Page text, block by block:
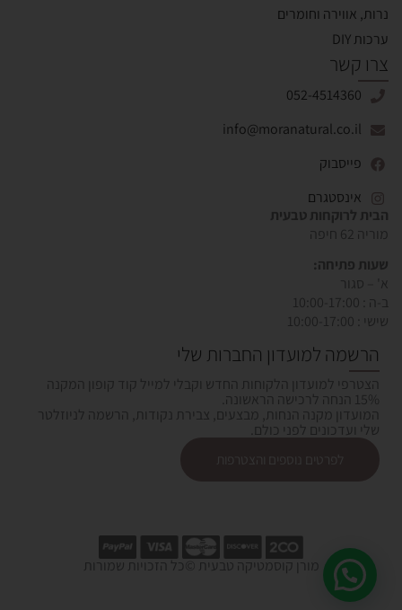
נרות, אווירה וחומרים
ערכות DIY
צרו קשר
052-4514360
info@moranatural.co.il
פייסבוק
אינסטגרם
הבית לרוקחות טבעית
מוריה 62 חיפה
שעות פתיחה:
א' – סגור
ב-ה : 10:00-17:00
שישי : 10:00-17:00
הרשמה למועדון החברות שלי
הצטרפי למועדון הלקוחות החדש וקבלי למייל קוד קופון המקנה
15% הנחה לרכישה הראשונה.
המועדון מקנה הנחות, מבצעים, צבירת נקודות, הרשמה לניוזלטר
שלי ועדכונים לפני כולם.
מורן קוסמטיקה טבעית ©כל הזכויות שמורות